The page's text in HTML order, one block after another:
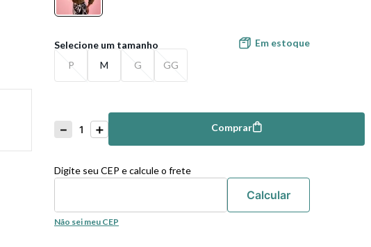
P M G GG
Em estoque
＋
－
Comprar Comprar
Digite seu CEP e calcule o frete
Não sei meu CEP